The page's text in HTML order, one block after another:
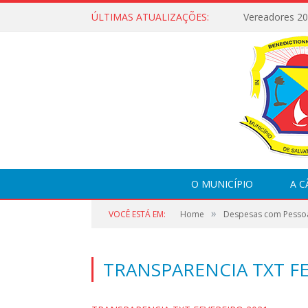
ÚLTIMAS ATUALIZAÇÕES: Vereadores
O MUNICÍPIO A
VOCÊ ESTÁ EM: Home » Despesas com
TRANSPARENCIA TXT